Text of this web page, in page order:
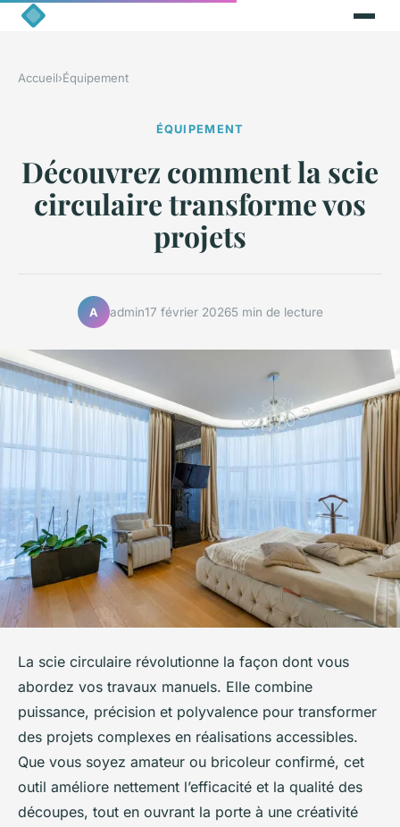
Accueil›Équipement
ÉQUIPEMENT
Découvrez comment la scie
circulaire transforme vos
projets
A admin17 février 20265 min de lecture
La scie circulaire révolutionne la façon dont vous
abordez vos travaux manuels. Elle combine
puissance, précision et polyvalence pour transformer
des projets complexes en réalisations accessibles.
Que vous soyez amateur ou bricoleur confirmé, cet
outil améliore nettement l’efficacité et la qualité des
découpes, tout en ouvrant la porte à une créativité